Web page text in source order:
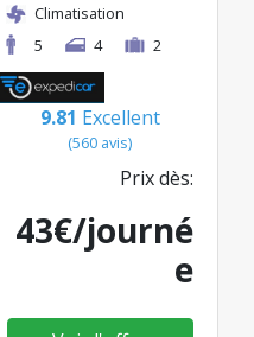
Climatisation
5
4 2
9.81 Excellent
(560 avis)
Prix dès:
43€/journé
e